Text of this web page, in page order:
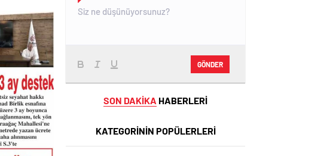
GÖNDER
SON DAKİKA HABERLERİ
KATEGORİNİN POPÜLERLERİ